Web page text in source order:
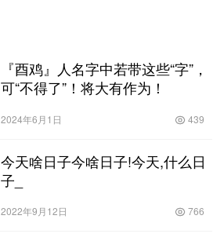
『酉鸡』人名字中若带这些“字”，
可“不得了”！将大有作为！
2024年6月1日 439
今天啥日子今啥日子!今天,什么日
子_
2022年9月12日 766